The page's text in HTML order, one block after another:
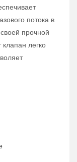
потока в
прочной
клапан легко